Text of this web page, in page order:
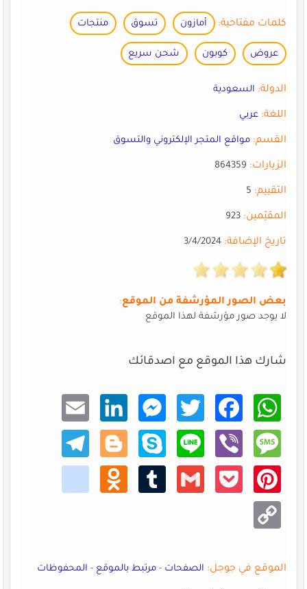
كلمات مفتاحية: أمازون تسوق منتجات
عروض كوبون شحن سريع
الدولة: السعودية
اللغة: عربي
القسم: مواقع المتجر الإلكتروني والتسوق
الزيارات:864359
التقييم:5
المقيّمين:923
تاريخ الإضافة:3/4/2024
بعض الصور المؤرشفة من الموقع:
لا يوجد صور مؤرشفة لهذا الموقع
شارك هذا الموقع مع اصدقائك
What
sApp
Faceb
ook
Twitt
er
Mess
enger
Linke
dIn
Email
Mess
age
Viber
Line
Skype
Blogg
er
Teleg
ram
Pinte
rest
Pocke
Gmail
Tumb
Odno
klass
niki
Copy
Link
الموقع في جوجل: الصفحات-مرتبط بالموقع-المحفوظات